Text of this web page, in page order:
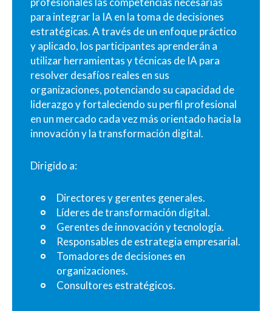
para integrar la IA en la toma de decisiones
estratégicas. A través de un enfoque práctico
y aplicado, los participantes aprenderán a
utilizar herramientas y técnicas de IA para
resolver desafíos reales en sus
organizaciones, potenciando su capacidad de
liderazgo y fortaleciendo su perfil profesional
en un mercado cada vez más orientado hacia la
innovación y la transformación digital.
Dirigido a:
Directores y gerentes generales.
Líderes de transformación digital.
Gerentes de innovación y tecnología.
Responsables de estrategia empresarial.
Tomadores de decisiones en
organizaciones.
Consultores estratégicos.